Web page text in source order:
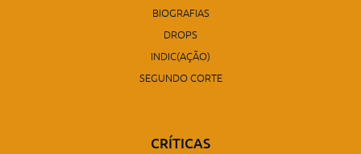
BIOGRAFIAS
DROPS
INDIC(AÇÃO)
SEGUNDO CORTE
CRÍTICAS